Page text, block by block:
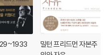
밀턴 프리드먼 자본주